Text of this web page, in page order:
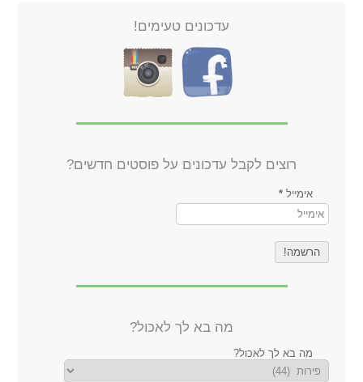
עדכונים טעימים!
רוצים לקבל עדכונים על פוסטים חדשים?
אימייל*
מה בא לך לאכול?
מה בא לך לאכול?